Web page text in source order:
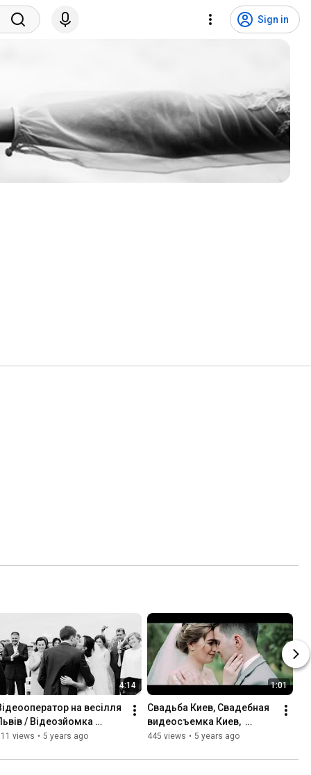
Sign in
4:14
на весілля
/ Відеозйомка
Львів / Весілля -
views • 5 years ago
1:01
Свадьба Киев, Свадебная
видеосъемка Киев,
Видеограф на свадьбу
Причал Киев
445 views • 5 years ago